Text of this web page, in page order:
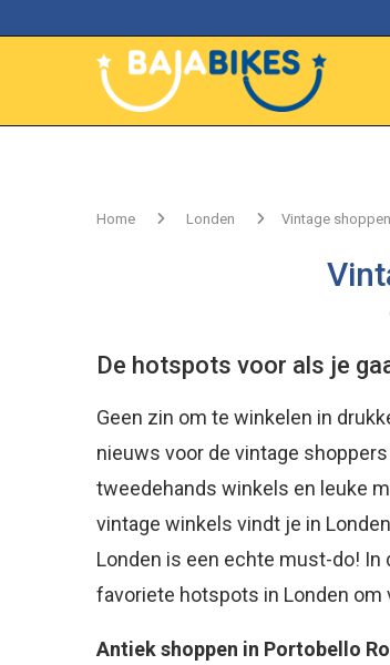
Home Londen Vintage
De hotspots voor als je
Geen zin om te winkelen in
nieuws voor de vintage
tweedehands winkels en leuke
vintage winkels vindt je in
Londen is een echte must-do! In
favoriete hotspots in Londen om
Antiek shoppen in Portobello